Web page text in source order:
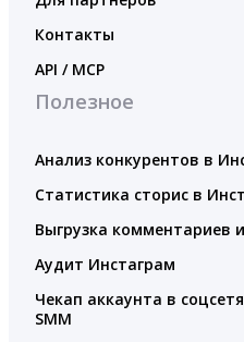
Контакты
API / MCP
Полезное
Анализ конкурентов в
Статистика сторис в
Выгрузка комментариев
Аудит Инстаграм
Чекап аккаунта в
SMM